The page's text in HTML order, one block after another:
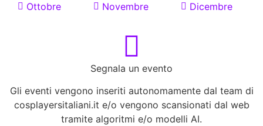
Ottobre Novembre Dicembre
Segnala un evento
Gli eventi vengono inseriti autonomamente dal team di
cosplayersitaliani.it e/o vengono scansionati dal web
tramite algoritmi e/o modelli AI.